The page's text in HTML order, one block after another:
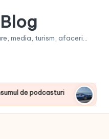
media, turism, afaceri...
de podcasturi Clienţii
June 20,